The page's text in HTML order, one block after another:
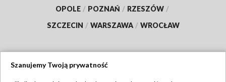
OPOLE / POZNAŃ / RZESZÓW /
SZCZECIN / WARSZAWA / WROCŁAW
Szanujemy Twoją prywatność